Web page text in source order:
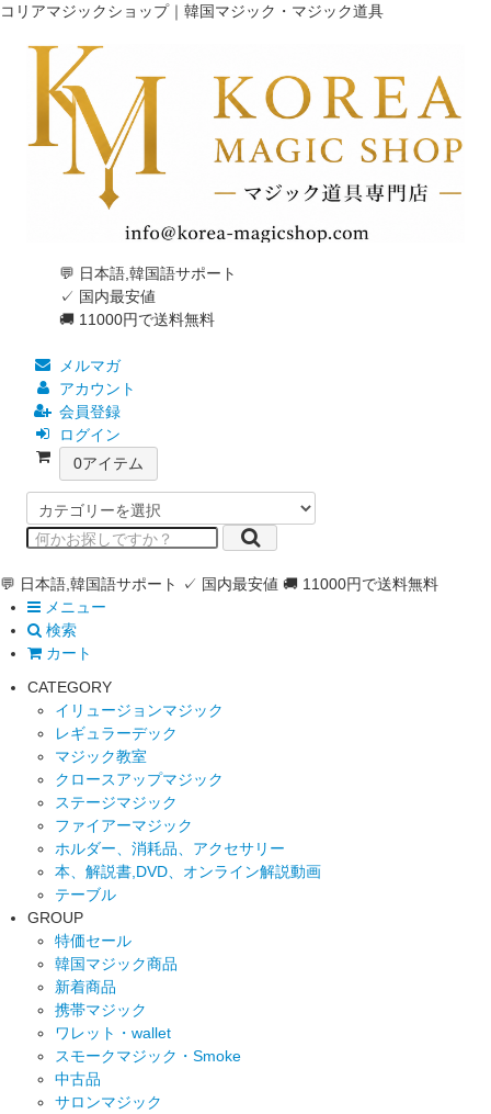
コリアマジックショップ｜韓国マジック・マジック道具
💬 日本語,韓国語サポート
✓ 国内最安値
🚚 11000円で送料無料
メルマガ
アカウント
会員登録
ログイン
0アイテム
💬 日本語,韓国語サポート ✓ 国内最安値 🚚 11000円で送料無料
メニュー
検索
カート
CATEGORY
イリュージョンマジック
レギュラーデック
マジック教室
クロースアップマジック
ステージマジック
ファイアーマジック
ホルダー、消耗品、アクセサリー
本、解説書,DVD、オンライン解説動画
テーブル
GROUP
特価セール
韓国マジック商品
新着商品
携帯マジック
ワレット・wallet
スモークマジック・Smoke
中古品
サロンマジック